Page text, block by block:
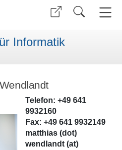
Informatik
Telefon: +49 641
9932160
Fax: +49 641 9932149
matthias (dot)
wendlandt (at)